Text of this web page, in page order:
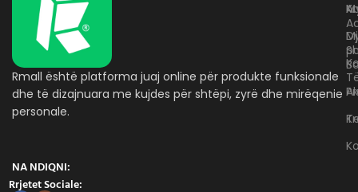
Rmall është platforma juaj online për produkte funksionale
dhe të dizajnuara me kujdes për shtëpi, zyrë dhe mirëqenie
personale.
NA NDIQNI:
Rrjetet Sociale: